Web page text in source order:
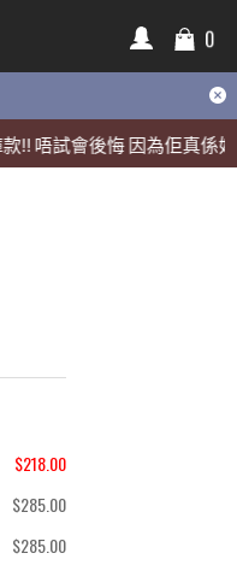
0
後悔 因為佢真係好靚🫶🏻
0
後悔 因為佢真係好靚🫶🏻
$218.00
$285.00
$285.00